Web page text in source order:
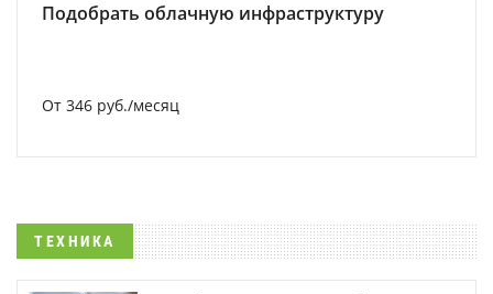
Подобрать облачную инфраструктуру
От 346 руб./месяц
ТЕХНИКА